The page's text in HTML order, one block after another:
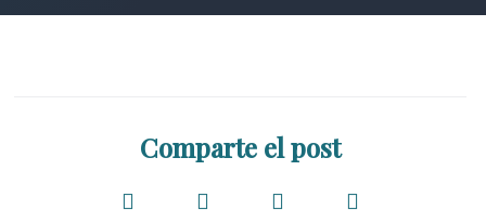
Comparte el post